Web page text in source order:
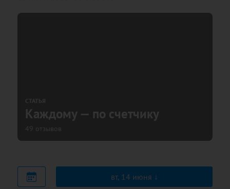
СТАТЬЯ
Каждому — по счетчику
49 отзывов
вт, 14 июня